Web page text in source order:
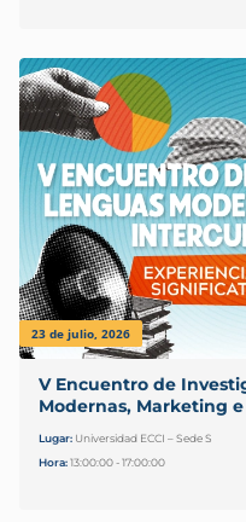
23 de julio, 2026
V Encuentro de
Modernas, Marketing
Lugar: Universidad ECCI – Sede S
Hora:13:00:00 - 17:00:00